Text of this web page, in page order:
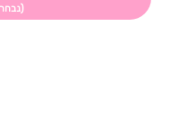
(נבחרו 0